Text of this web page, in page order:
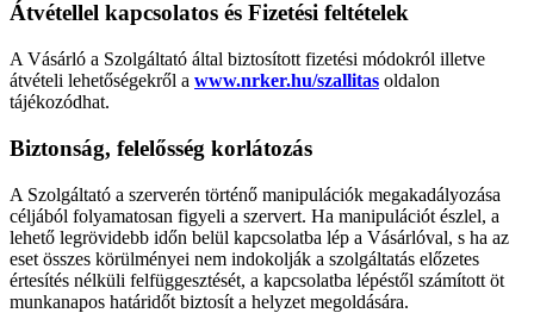
Átvétellel kapcsolatos és Fizetési feltételek
A Vásárló a Szolgáltató által biztosított fizetési módokról illetve
átvételi lehetőségekről a www.nrker.hu/szallitas oldalon
tájékozódhat.
Biztonság, felelősség korlátozás
A Szolgáltató a szerverén történő manipulációk megakadályozása
céljából folyamatosan figyeli a szervert. Ha manipulációt észlel, a
lehető legrövidebb időn belül kapcsolatba lép a Vásárlóval, s ha az
eset összes körülményei nem indokolják a szolgáltatás előzetes
értesítés nélküli felfüggesztését, a kapcsolatba lépéstől számított öt
munkanapos határidőt biztosít a helyzet megoldására.